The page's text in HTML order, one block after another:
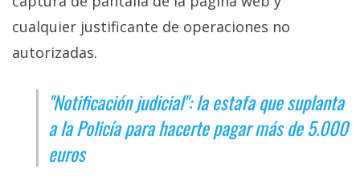
cualquier justificante de operaciones no
autorizadas.
"Notificación judicial": la estafa que suplanta
a la Policía para hacerte pagar más de 5.000
euros